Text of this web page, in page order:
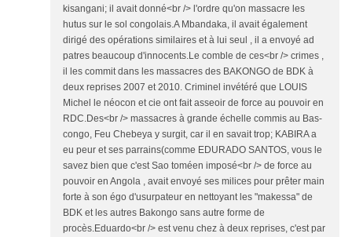
kisangani; il avait donné<br /> l'ordre qu'on massacre les
hutus sur le sol congolais.A Mbandaka, il avait également
dirigé des opérations similaires et à lui seul , il a envoyé ad
patres beaucoup d'innocents.Le comble de ces<br /> crimes ,
il les commit dans les massacres des BAKONGO de BDK à
deux reprises 2007 et 2010. Criminel invétéré que LOUIS
Michel le néocon et cie ont fait asseoir de force au pouvoir en
RDC.Des<br /> massacres à grande échelle commis au Bas-
congo, Feu Chebeya y surgit, car il en savait trop; KABIRA a
eu peur et ses parrains(comme EDURADO SANTOS, vous le
savez bien que c'est Sao toméen imposé<br /> de force au
pouvoir en Angola , avait envoyé ses milices pour prêter main
forte à son égo d'usurpateur en nettoyant les "makessa" de
BDK et les autres Bakongo sans autre forme de
procès.Eduardo<br /> est venu chez à deux reprises, c'est par